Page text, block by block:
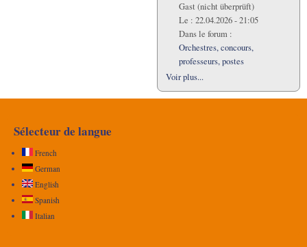
Gast (nicht überprüft)
Le : 22.04.2026 - 21:05
Dans le forum :
Orchestres, concours,
professeurs, postes
Voir plus...
Sélecteur de langue
French
German
English
Spanish
Italian